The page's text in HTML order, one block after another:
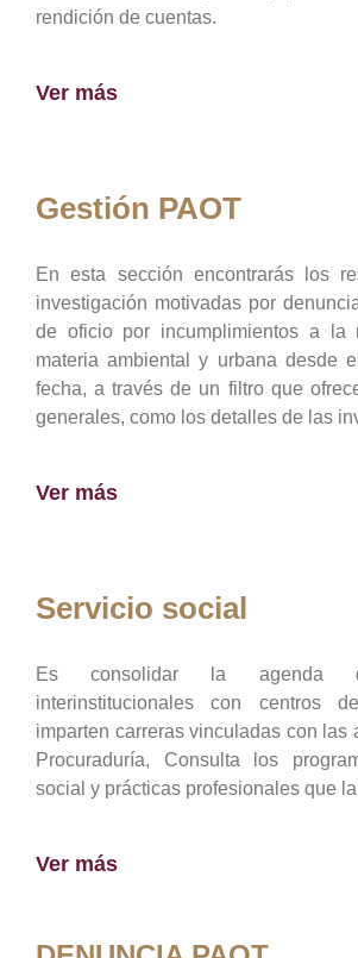
rendición de cuentas.
Ver más
Gestión PAOT
En esta sección encontrarás los
investigación motivadas por
de oficio por incumplimientos a la
materia ambiental y urbana desde
fecha, a través de un filtro que
generales, como los detalles de las
Ver más
Servicio social
Es consolidar la agenda
interinstitucionales con centros
imparten carreras vinculadas con las
Procuraduría, Consulta los
social y prácticas profesionales que
Ver más